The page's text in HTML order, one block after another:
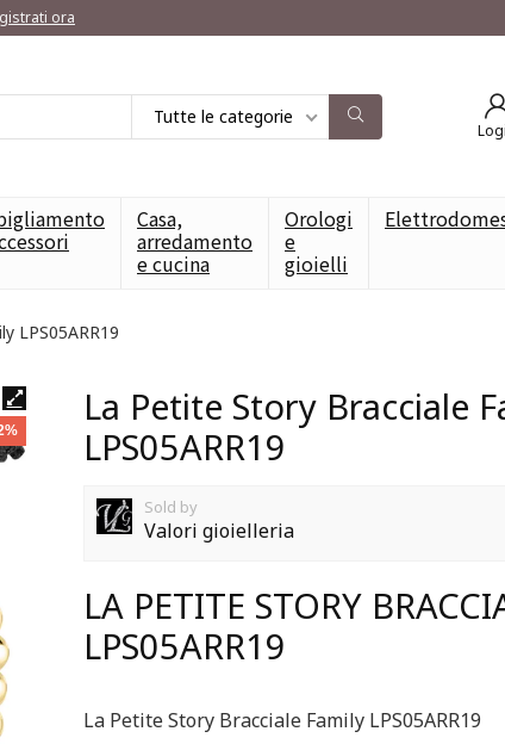
ora
Tutte le categorie
Casa,
arredamento
e cucina
Orologi
e
gioielli
LPS05ARR19
La Petite Story Bracciale
LPS05ARR19
Sold by
Valori gioielleria
LA PETITE STORY
LPS05ARR19
La Petite Story Bracciale Family LPS05ARR19